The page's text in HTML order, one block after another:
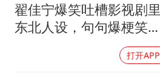
翟佳宁爆笑吐槽影视剧里
东北人设，句句爆梗笑点
打开APP